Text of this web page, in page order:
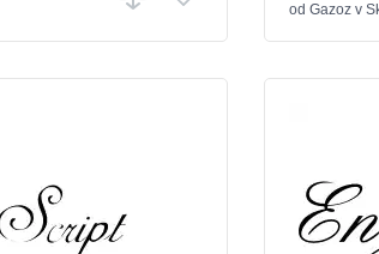
od Gazozv